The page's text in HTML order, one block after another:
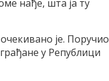
нађе, шта ја ту
је. Поручио
у Републици